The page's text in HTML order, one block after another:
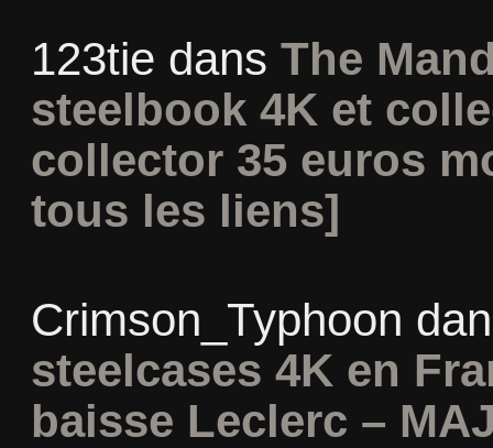
123tie dans The
steelbook 4K et
collector 35 euros
tous les liens]
Crimson_Typhoon
steelcases 4K en
baisse Leclerc –